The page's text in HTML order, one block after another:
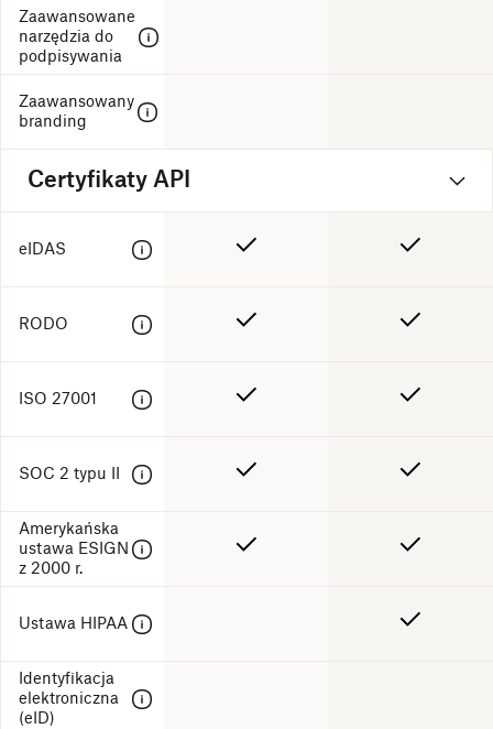
Zaawansowane
narzędzia do
podpisywania
Zaawansowany
branding
Certyfikaty API
eIDAS
RODO
ISO 27001
SOC 2 typu II
Amerykańska
ustawa ESIGN
z 2000 r.
Ustawa HIPAA
Identyfikacja
elektroniczna
(eID)